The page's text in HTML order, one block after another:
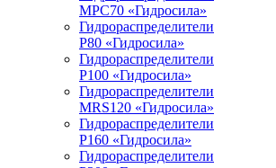
МРС70 «Гидросила»
Гидрораспределители
Р80 «Гидросила»
Гидрораспределители
Р100 «Гидросила»
Гидрораспределители
MRS120 «Гидросила»
Гидрораспределители
Р160 «Гидросила»
Гидрораспределители